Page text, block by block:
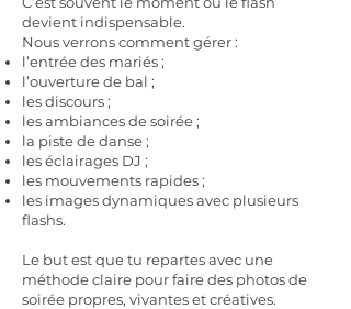
devient indispensable.
Nous verrons comment gérer :
l’entrée des mariés ;
l’ouverture de bal ;
les discours ;
les ambiances de soirée ;
la piste de danse ;
les éclairages DJ ;
les mouvements rapides ;
les images dynamiques avec plusieurs
flashs.
Le but est que tu repartes avec une
méthode claire pour faire des photos de
soirée propres, vivantes et créatives.